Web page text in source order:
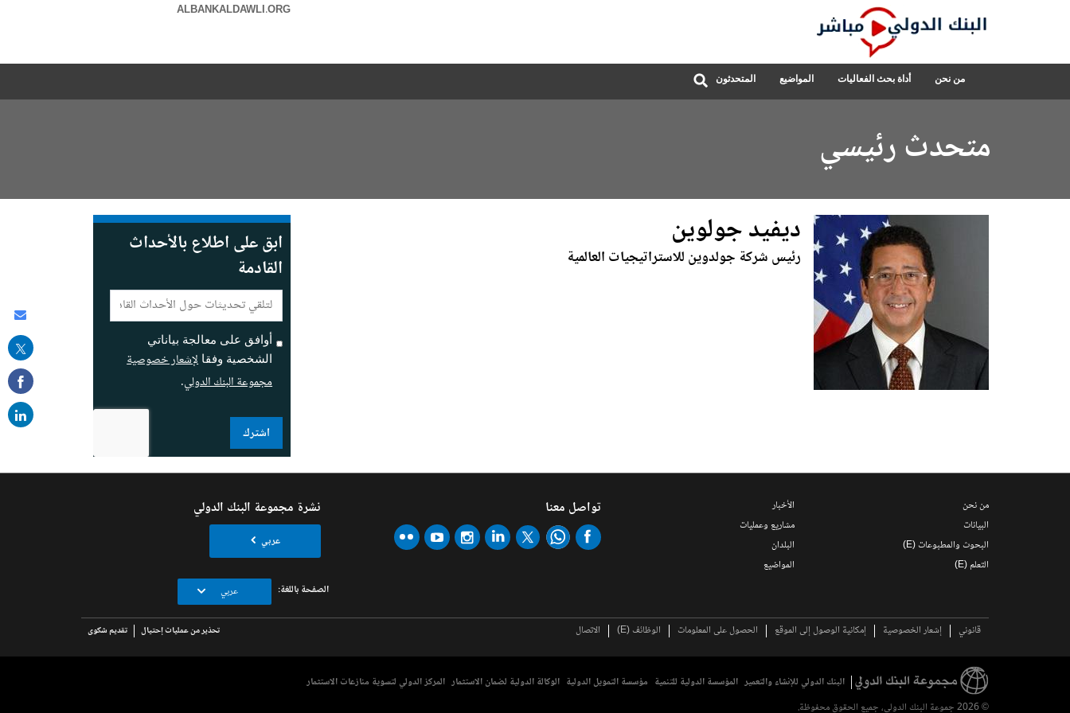
Navigation
البنك
الدولي
مباشر
ALBANKALDAWLI.ORG
من نحن أداة بحث الفعاليات المواضيع المتحدثون Global
Search
متحدث رئيسي
ديفيد جولوين
رئيس شركة جولدوين للاستراتيجيات العالمية
ابق على اطلاع بالأحداث
القادمة
E-
mail:
أوافق على معالجة بياناتي
الشخصية وفقا لإشعار خصوصية
مجموعة البنك الدولي.
اشترك
من نحن
البيانات
البحوث والمطبوعات (E)
التعلم (E)
الأخبار
مشاريع وعمليات
البلدان
المواضيع
تواصل معنا نشرة مجموعة البنك الدولي
عربي
الصفحة باللغة: عربي
قانوني إشعار الخصوصية إمكانية الوصول إلى الموقع الحصول على المعلومات الوظائف (E) الاتصال تحذير من عمليات إحتيال تقديم شكوى
البنك الدولي للإنشاء والتعمير المؤسسة الدولية للتنمية مؤسسة التمويل الدولية الوكالة الدولية لضمان الاستثمار المركز الدولي لتسوية منازعات الاستثمار
© 2026 جموعة البنك الدولي، جميع الحقوق محفوظة.